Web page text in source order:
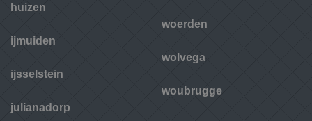
huizen
ijmuiden
ijsselstein
julianadorp
woerden
wolvega
woubrugge